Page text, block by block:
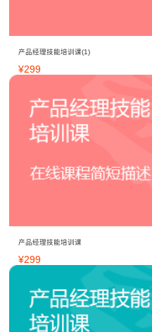
产品经理技能培训课(1)
¥299
产品经理技能培训课
¥299